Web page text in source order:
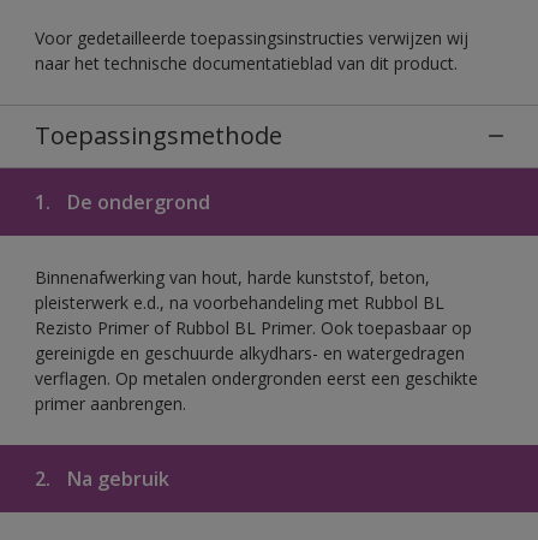
Voor gedetailleerde toepassingsinstructies verwijzen wij
naar het technische documentatieblad van dit product.
Toepassingsmethode
1. De ondergrond
Binnenafwerking van hout, harde kunststof, beton,
pleisterwerk e.d., na voorbehandeling met Rubbol BL
Rezisto Primer of Rubbol BL Primer. Ook toepasbaar op
gereinigde en geschuurde alkydhars- en watergedragen
verflagen. Op metalen ondergronden eerst een geschikte
primer aanbrengen.
2. Na gebruik